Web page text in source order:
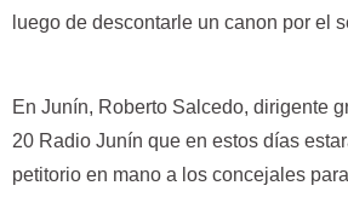
luego de descontarle un canon por el
En Junín, Roberto Salcedo, dirigente
20 Radio Junín que en estos días
petitorio en mano a los concejales